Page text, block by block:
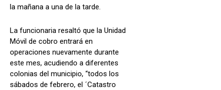
la mañana a una de la tarde.
La funcionaria resaltó que la Unidad
Móvil de cobro entrará en
operaciones nuevamente durante
este mes, acudiendo a diferentes
colonias del municipio, “todos los
sábados de febrero, el ´Catastro